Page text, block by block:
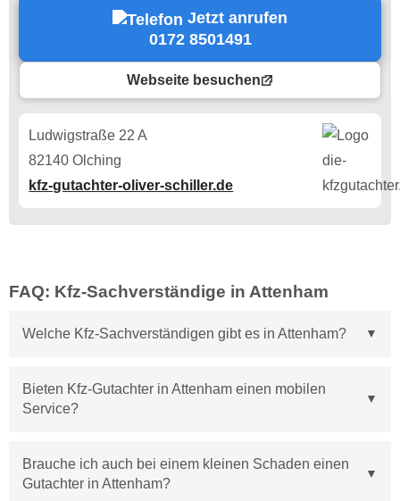
Jetzt anrufen
0172 8501491
Webseite besuchen
Ludwigstraße 22 A
82140 Olching
kfz-gutachter-oliver-schiller.de
FAQ: Kfz-Sachverständige in Attenham
Welche Kfz-Sachverständigen gibt es in Attenham?
Bieten Kfz-Gutachter in Attenham einen mobilen
Service?
Brauche ich auch bei einem kleinen Schaden einen
Gutachter in Attenham?